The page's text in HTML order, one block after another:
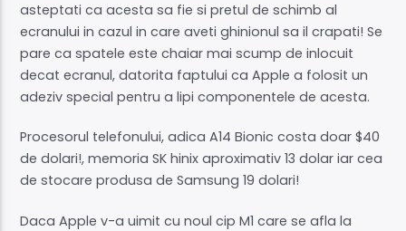
asteptati ca acesta sa fie si pretul de schimb al
ecranului in cazul in care aveti ghinionul sa il crapati! Se
pare ca spatele este chaiar mai scump de inlocuit
decat ecranul, datorita faptului ca Apple a folosit un
adeziv special pentru a lipi componentele de acesta.
Procesorul telefonului, adica A14 Bionic costa doar $40
de dolari!, memoria SK hinix aproximativ 13 dolar iar cea
de stocare produsa de Samsung 19 dolari!
Daca Apple v-a uimit cu noul cip M1 care se afla la